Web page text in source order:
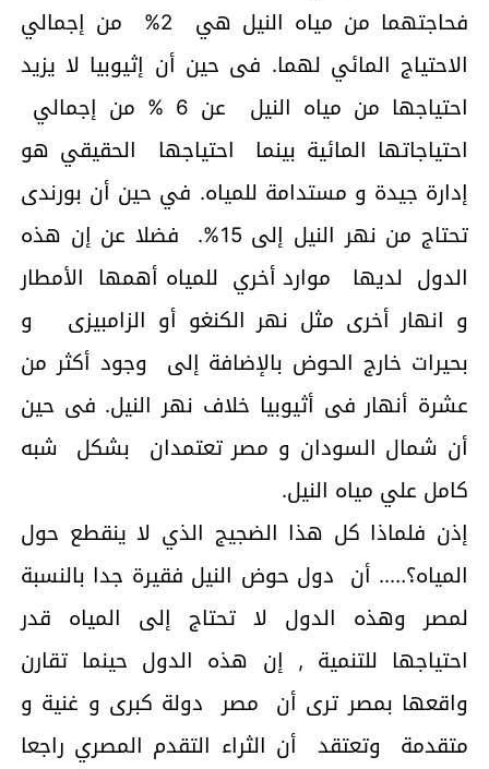
فحاجتهما من مياه النيل هي 2% من إجمالي
الاحتياج المائي لهما. فى حين أن إثيوبيا لا يزيد
احتياجها من مياه النيل عن 6 % من إجمالي
احتياجاتها المائية بينما احتياجها الحقيقي هو
إدارة جيدة و مستدامة للمياه. في حين أن بورندى
تحتاج من نهر النيل إلى 15%. فضلا عن إن هذه
الدول لديها موارد أخري للمياه أهمها الأمطار
و انهار أخرى مثل نهر الكنغو أو الزامبيزى و
بحيرات خارج الحوض بالإضافة إلى وجود أكثر من
عشرة أنهار فى أثيوبيا خلاف نهر النيل. فى حين
أن شمال السودان و مصر تعتمدان بشكل شبه
كامل علي مياه النيل.
إذن فلماذا كل هذا الضجيج الذي لا ينقطع حول
المياه؟….. أن دول حوض النيل فقيرة جدا بالنسبة
لمصر وهذه الدول لا تحتاج إلى المياه قدر
احتياجها للتنمية , إن هذه الدول حينما تقارن
واقعها بمصر ترى أن مصر دولة كبرى و غنية و
متقدمة وتعتقد أن الثراء التقدم المصري راجعا